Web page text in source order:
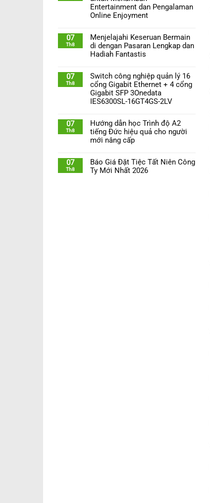
Entertainment dan Pengalaman
Online Enjoyment
07
Th8
Menjelajahi Keseruan Bermain
di dengan Pasaran Lengkap dan
Hadiah Fantastis
07
Th8
Switch công nghiệp quản lý 16
cổng Gigabit Ethernet + 4 cổng
Gigabit SFP 3Onedata
IES6300SL-16GT4GS-2LV
07
Th8
Hướng dẫn học Trình độ A2
tiếng Đức hiệu quả cho người
mới nâng cấp
07
Th8
Báo Giá Đặt Tiệc Tất Niên Công
Ty Mới Nhất 2026